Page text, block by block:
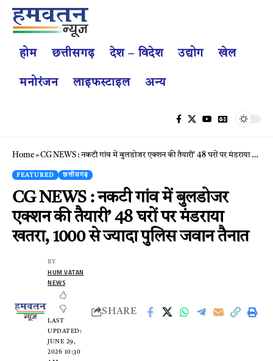
होम छत्तीसगढ़ देश – विदेश उद्योग खेल
मनोरंजन लाइफस्टाइल अन्य
Home»CG NEWS : नकटी गांव में बुलडोजर एक्शन की तैयारी’ 48 घरों पर मंडराया खतरा, 1000 से ज्यादा पुलिस जवान तैनात
FEATURED छत्तीसगढ़
CG NEWS : नकटी गांव में बुलडोजर
एक्शन की तैयारी’ 48 घरों पर मंडराया
खतरा, 1000 से ज्यादा पुलिस जवान तैनात
LAST
UPDATED:
JUNE 29,
2026 10:30
BY
HUM VATAN
NEWS
SHARE